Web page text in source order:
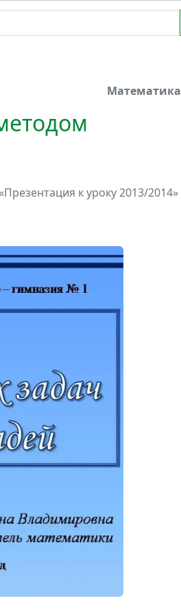
Математика
к уроку 2013/2014»